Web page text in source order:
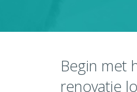
Begin met
renovatie